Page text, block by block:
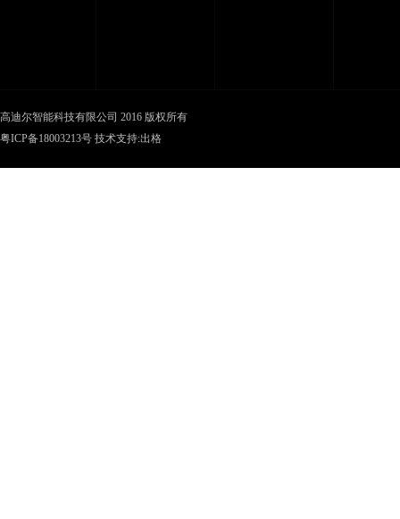
高迪尔智能科技有限公司 2016 版权所有
粤ICP备18003213号 技术支持:出格